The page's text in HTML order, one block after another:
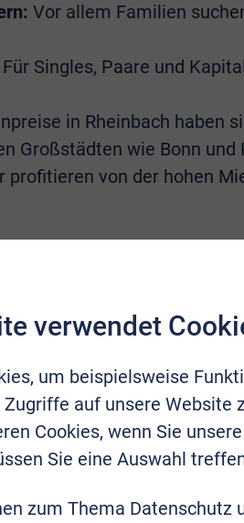
Vor allem Familien
Für Singles, Paare und
in Rheinbach haben
Großstädten wie Bonn und
profitieren von der hohen
jetzt ein guter
günstig für Verkäufer.
erzielen in der
in Rheinbach hat in den
sind oft innerhalb
verwendet
um beispielsweise
auf unsere Website
Cookies, wenn Sie
Sie eine Auswahl
zum Thema Datenschutz